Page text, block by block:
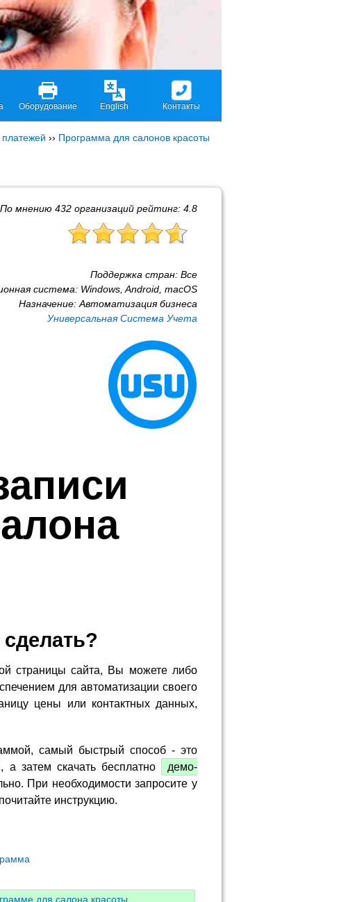
Оборудование English Контакты
›› Программа для салонов красоты
По мнению 432 организаций рейтинг: 4.8
Поддержка стран: Все
система: Windows, Android, macOS
Назначение: Автоматизация бизнеса
Универсальная Система Учета
страницы сайта, Вы можете либо
для автоматизации своего
цены или контактных данных,
самый быстрый способ - это
, а затем скачать бесплатно
демо-
При необходимости запросите у
инструкцию.
для салона красоты